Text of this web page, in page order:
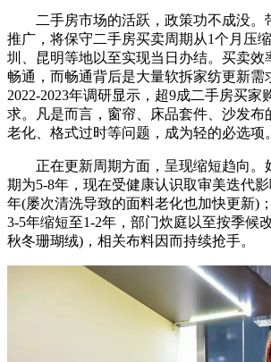
二手房市场的活跃，政策功不成没。
推广，将保守二手房买卖周期从1个月压
圳、昆明等地以至实现当日办结。买卖效
畅通，而畅通背后是大量软拆家纺更新需
2022-2023年调研显示，超9成二手房买家
求。凡是而言，窗帘、床品套件、沙发布
老化、格式过时等问题，成为轻的必选项。
正在更新周期方面，呈现缩短趋向。
期为5-8年，现在受健康认识取审美迭代
年(屡次清洗导致的面料老化也加快更新)
3-5年缩短至1-2年，部门炊庭以至按季候
秋冬珊瑚绒)，相关布料因而持续抢手。